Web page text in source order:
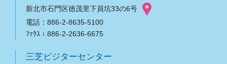
新北市石門区徳茂里下員坑33の6号
電話：886-2-8635-5100
ﾌｧｸｽ：886-2-2636-6675
三芝ビジターセンター